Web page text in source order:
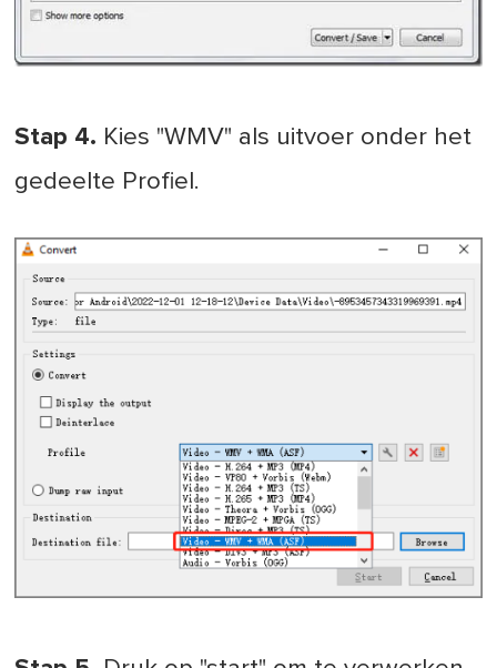
Stap 4. Kies "WMV" als uitvoer onder het
gedeelte Profiel.